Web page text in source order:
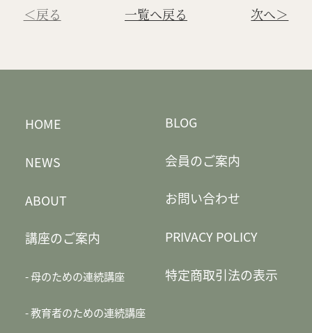
＜戻る 一覧へ戻る 次へ＞
HOME
NEWS
ABOUT
講座のご案内
母のための連続講座
教育者のための連続講座
BLOG
会員のご案内
お問い合わせ
PRIVACY POLICY
特定商取引法の表示